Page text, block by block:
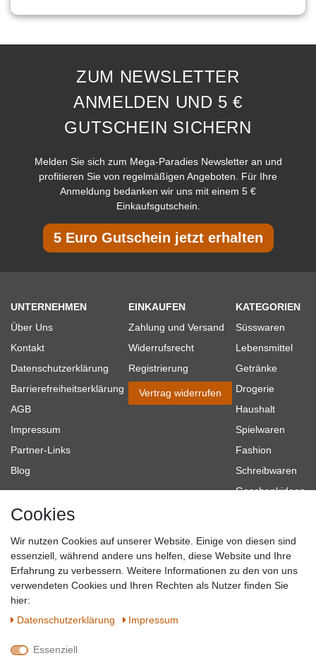
ZUM NEWSLETTER
ANMELDEN UND 5 €
GUTSCHEIN SICHERN
Melden Sie sich zum Mega-Paradies Newsletter an und
profitieren Sie von regelmäßigen Angeboten. Für Ihre
Anmeldung bedanken wir uns mit einem 5 €
Einkaufsgutschein.
5 Euro Gutschein jetzt erhalten
UNTERNEHMEN
Über Uns
Kontakt
Datenschutzerklärung
Barrierefreiheitserklärung
AGB
Impressum
Partner-Links
Blog
EINKAUFEN
Zahlung und Versand
Widerrufsrecht
Registrierung
Vertrag widerrufen
KATEGORIEN
Süsswaren
Lebensmittel
Getränke
Drogerie
Haushalt
Spielwaren
Fashion
Schreibwaren
Geschenkideen
Topmarken
SICHER EINKAUFEN
QUALITÄT
WIR AKZEPTIEREN
Cookies
Wir nutzen Cookies auf unserer Website. Einige von diesen sind
essenziell, während andere uns helfen, diese Website und Ihre
Erfahrung zu verbessern. Weitere Informationen zu den von uns
verwendeten Cookies und Ihren Rechten als Nutzer finden Sie
hier:
Daten­schutz­erklärung
Impressum
Essenziell